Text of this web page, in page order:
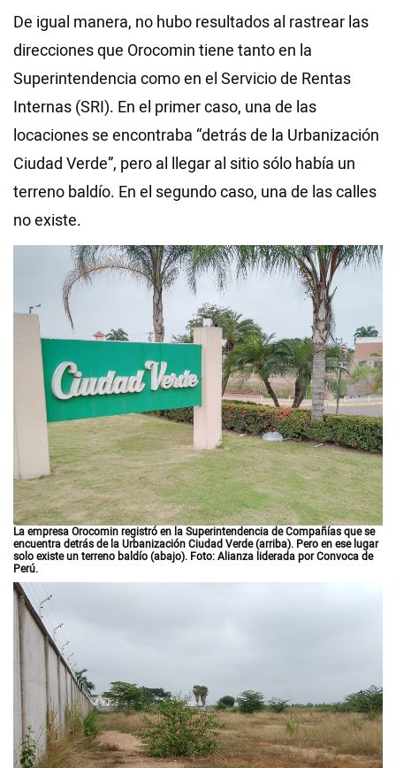
De igual manera, no hubo resultados al rastrear las
direcciones que Orocomin tiene tanto en la
Superintendencia como en el Servicio de Rentas
Internas (SRI). En el primer caso, una de las
locaciones se encontraba “detrás de la Urbanización
Ciudad Verde”, pero al llegar al sitio sólo había un
terreno baldío. En el segundo caso, una de las calles
no existe.
La empresa Orocomin registró en la Superintendencia de Compañías que se
encuentra detrás de la Urbanización Ciudad Verde (arriba). Pero en ese lugar
solo existe un terreno baldío (abajo). Foto: Alianza liderada por Convoca de
Perú.